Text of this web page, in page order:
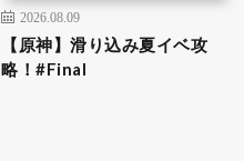
2026.08.09
【原神】滑り込み夏イベ攻
略！#Final